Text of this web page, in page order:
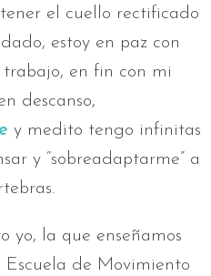
el cuello rectificado
estoy en paz con
en fin con mi
descanso,
y medito tengo infinitas
y “sobreadaptarme” a
yo, la que enseñamos
Escuela de Movimiento